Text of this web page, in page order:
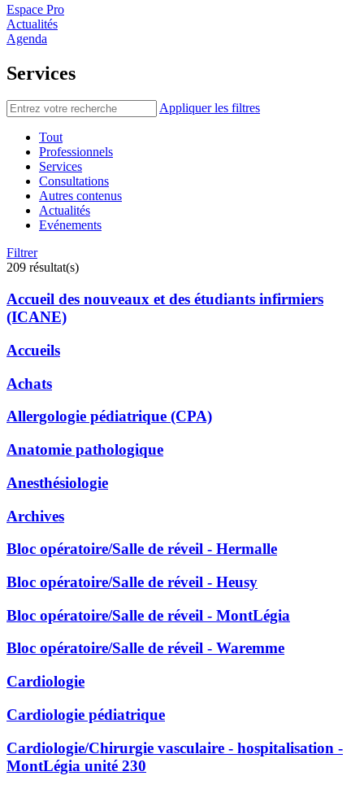
Espace Pro
Actualités
Agenda
Services
Appliquer les filtres
Tout
Professionnels
Services
Consultations
Autres contenus
Actualités
Evénements
Filtrer
209 résultat(s)
Accueil des nouveaux et des étudiants infirmiers
(ICANE)
Accueils
Achats
Allergologie pédiatrique (CPA)
Anatomie pathologique
Anesthésiologie
Archives
Bloc opératoire/Salle de réveil - Hermalle
Bloc opératoire/Salle de réveil - Heusy
Bloc opératoire/Salle de réveil - MontLégia
Bloc opératoire/Salle de réveil - Waremme
Cardiologie
Cardiologie pédiatrique
Cardiologie/Chirurgie vasculaire - hospitalisation -
MontLégia unité 230